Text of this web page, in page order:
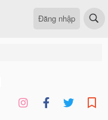
Đăng nhập